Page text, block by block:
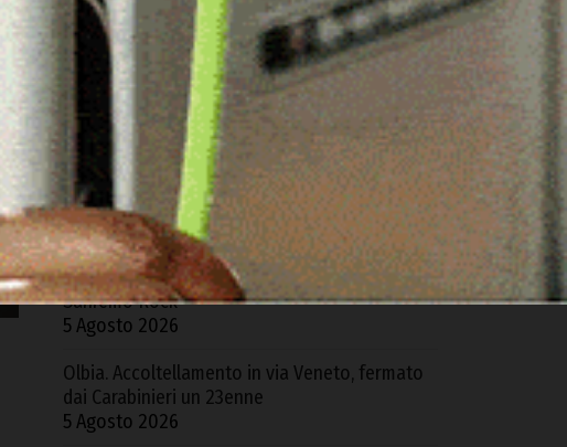
Ozieri. L’Ospedale di Comunità mette a rischio i
reparti del “Segni”: la denuncia della Cgil
5 Agosto 2026
Macomer, distrutto da un incendio un fienile
nella Z.I. di Tossilo
5 Agosto 2026
A Gavoi la finale regionale del Poetry Slam
5
Agosto 2026
Edomor porta la Sardegna alla finale di
Sanremo Rock
5 Agosto 2026
Olbia. Accoltellamento in via Veneto, fermato
dai Carabinieri un 23enne
5 Agosto 2026